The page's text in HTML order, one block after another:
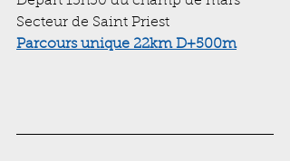
Secteur de Saint Priest
Parcours unique 22km D+500m